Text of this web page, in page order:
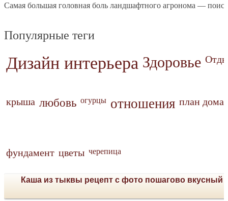
Самая большая головная боль ландшафтного агронома —
Популярные теги
Дизайн интерьера Здоровье
крыша любовь огурцы отношения план дома
фундамент цветы черепица
Каша из тыквы рецепт с фото пошагово вкусный